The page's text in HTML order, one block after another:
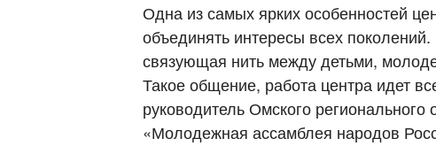
Одна из самых ярких особенностей
объединять интересы всех
связующая нить между детьми,
Такое общение, работа центра идет
руководитель Омского
«Молодежная ассамблея народов